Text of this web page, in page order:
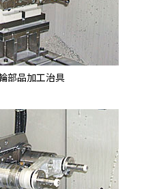
部品加工治具